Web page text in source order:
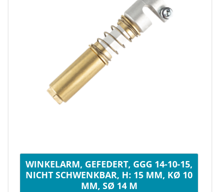
WINKELARM, GEFEDERT, GGG 14-10-15,
NICHT SCHWENKBAR, H: 15 MM, KØ 10
MM, SØ 14 M